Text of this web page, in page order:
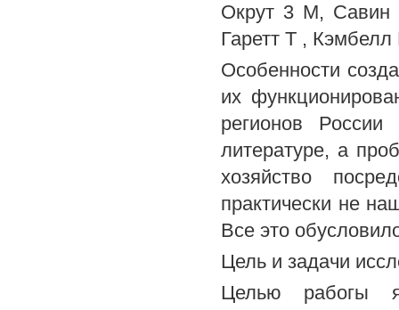
Окрут 3 М,
Гаретт Т ,
Особенности
их
регионов России
литературе, а
хозяйство
практически не
Все это
Цель и задачи
Целью рабогы